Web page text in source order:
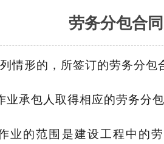
劳务分包合
情形的，所签订的劳务分包
业承包人取得相应的劳务分
业的范围是建设工程中的